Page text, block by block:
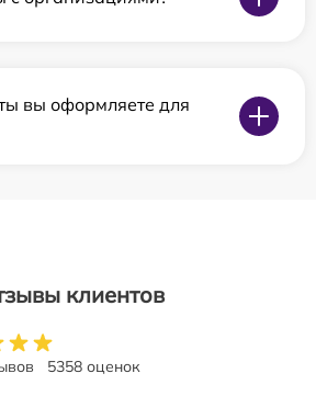
вы оформляете для
клиентов
5358 оценок